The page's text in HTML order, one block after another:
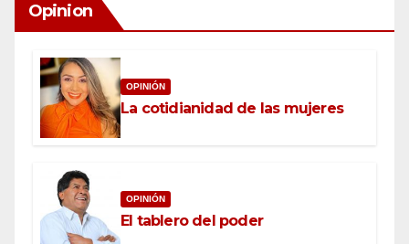
Opinion
OPINIÓN
La cotidianidad de las mujeres
OPINIÓN
El tablero del poder